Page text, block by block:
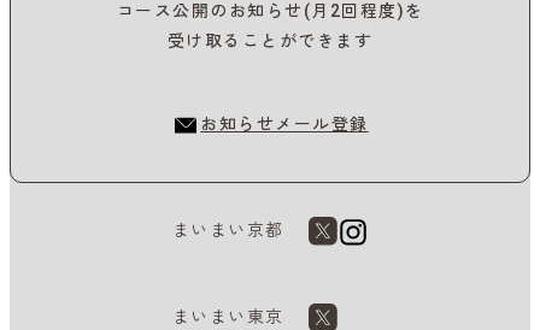
コース公開のお知らせ(月2回程度)を
受け取ることができます
お知らせメール登録
まいまい京都
まいまい東京